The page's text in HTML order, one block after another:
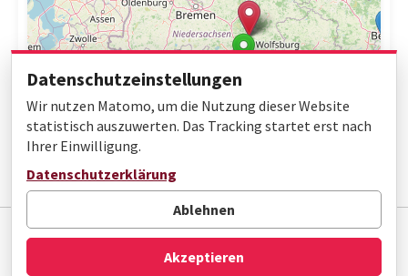
Impressum Datenschutz
Barrierefreiheit
© Gottfried Wilhelm Leibniz Bibliothek
Datenschutzeinstellungen
Wir nutzen Matomo, um die Nutzung dieser Website
statistisch auszuwerten. Das Tracking startet erst nach
Ihrer Einwilligung.
Datenschutzerklärung
Ablehnen
Akzeptieren